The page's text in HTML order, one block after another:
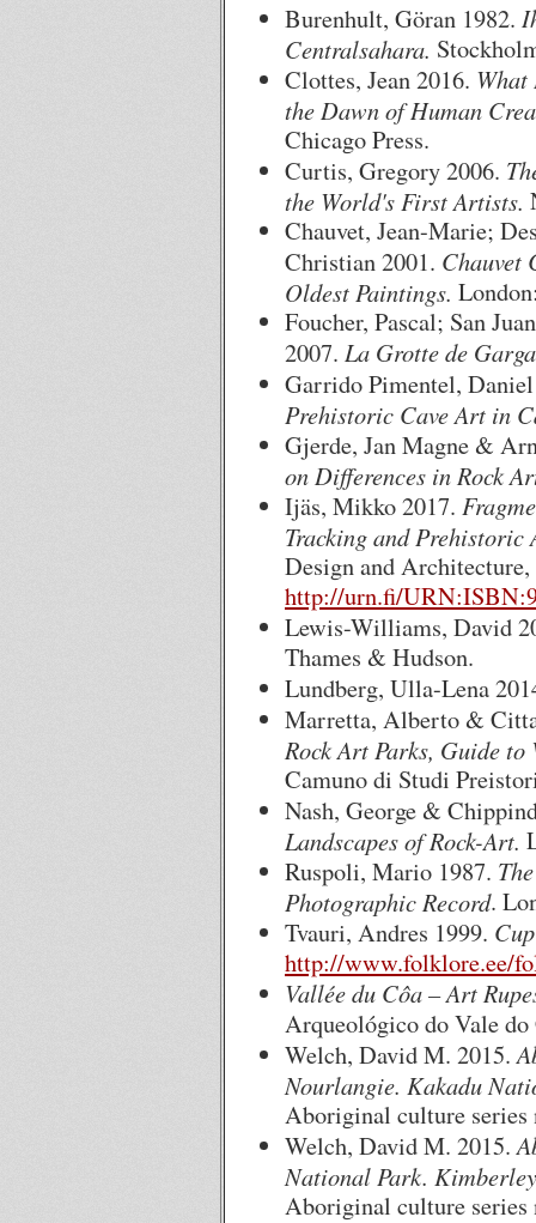
Burenhult, Göran 1982.
Centralsahara.
Clottes, Jean 2016. What
the Dawn of Human
Chicago Press.
Curtis, Gregory 2006.
the World's First Artists.
Chauvet, Jean-Marie;
Christian 2001. Chauvet
Oldest Paintings.
Foucher, Pascal; San
2007. La Grotte de
Garrido Pimentel,
Prehistoric Cave Art in
Gjerde, Jan Magne &
on Differences in Rock
Ijäs, Mikko 2017.
Tracking and Prehistoric
Design and
http://urn.fi/
Lewis-Williams, David
Thames & Hudson.
Lundberg, Ulla-Lena
Marretta, Alberto &
Rock Art Parks, Guide
Camuno di Studi
Nash, George &
Landscapes of Rock-Art.
Ruspoli, Mario 1987.
Photographic Record.
Tvauri, Andres 1999.
http://www.folklore.ee/
Vallée du Côa – Art
Arqueológico do Vale do
Welch, David M. 2015.
Nourlangie. Kakadu
Aboriginal culture series
Welch, David M. 2015.
National Park.
Aboriginal culture series